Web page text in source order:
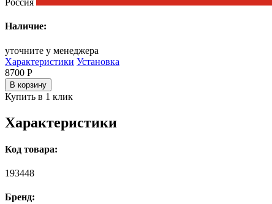
Россия
Наличие:
уточните у менеджера
Характеристики Установка
8700 Р
В корзину
Купить в 1 клик
Характеристики
Код товара:
193448
Бренд: